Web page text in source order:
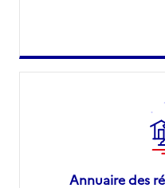
Annuaire des